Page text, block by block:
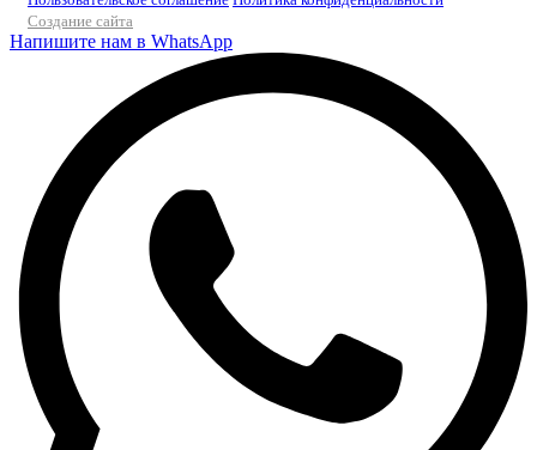
Создание сайта
Напишите нам в WhatsApp